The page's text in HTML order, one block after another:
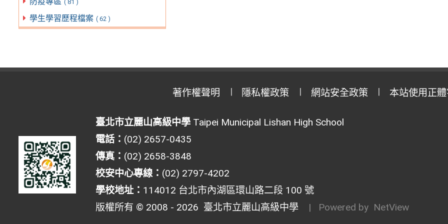
( 81 )
學生學習歷程檔案 ( 62 )
著作權聲明 隱私權政策 網站安全政策 本站使用正
臺北市立麗山高級中學Taipei Municipal Lishan High School
電話： (02) 2657-0435
傳真： (02) 2658-3848
校安中心專線： (02) 2797-4202
學校地址： 114012 台北市內湖區環山路二段 100 號
版權所有 © 2008 - 2026 臺北市立麗山高級中學 | Powered by NetView